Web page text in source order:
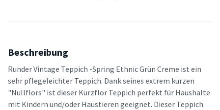
Beschreibung
Runder Vintage Teppich -Spring Ethnic Grün Creme ist ein
sehr pflegeleichter Teppich. Dank seines extrem kurzen
"Nullflors" ist dieser Kurzflor Teppich perfekt für Haushalte
mit Kindern und/oder Haustieren geeignet. Dieser Teppich